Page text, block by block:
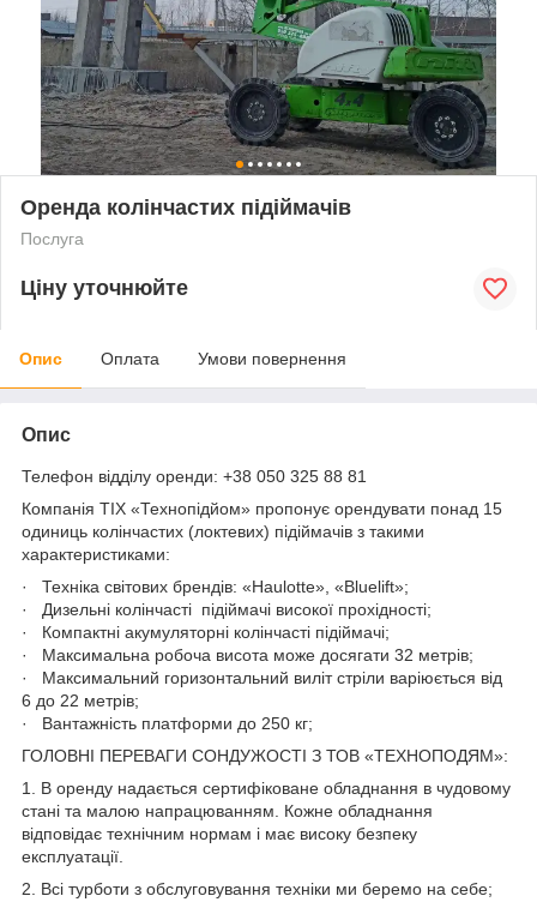
Оренда колінчастих підіймачів
Послуга
Ціну уточнюйте
Опис Оплата Умови повернення
Опис
Телефон відділу оренди: +38 050 325 88 81
Компанія ТІХ «Технопідйом» пропонує орендувати понад 15
одиниць колінчастих (локтевих) підіймачів з такими
характеристиками:
· Техніка світових брендів: «Haulotte», «Bluelift»;
· Дизельні колінчасті підіймачі високої прохідності;
· Компактні акумуляторні колінчасті підіймачі;
· Максимальна робоча висота може досягати 32 метрів;
· Максимальний горизонтальний виліт стріли варіюється від
6 до 22 метрів;
· Вантажність платформи до 250 кг;
ГОЛОВНІ ПЕРЕВАГИ СОНДУЖОСТІ З ТОВ «ТЕХНОПОДЯМ»:
1. В оренду надається сертифіковане обладнання в чудовому
стані та малою напрацюванням. Кожне обладнання
відповідає технічним нормам і має високу безпеку
експлуатації.
2. Всі турботи з обслуговування техніки ми беремо на себе;